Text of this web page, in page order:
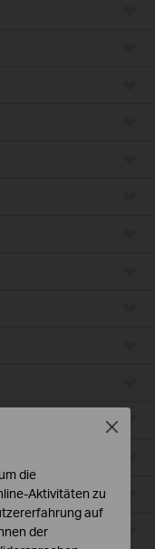
die
Aktivitäten zu
auf
der
Close